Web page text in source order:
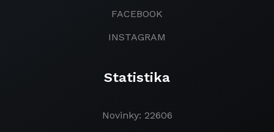
FACEBOOK
INSTAGRAM
Statistika
Novinky: 22606